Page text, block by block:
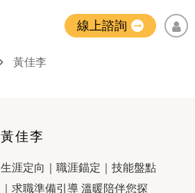
線上諮詢
黃佳李
黃佳李
生涯定向｜職涯錨定｜技能盤點
｜求職準備引導 溫暖陪伴您探